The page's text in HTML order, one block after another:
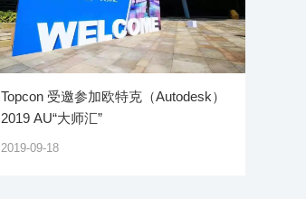
Topcon 受邀参加欧特克（Autodesk）
2019 AU“大师汇”
2019-09-18